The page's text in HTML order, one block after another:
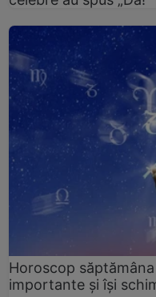
Horoscop
importante și își